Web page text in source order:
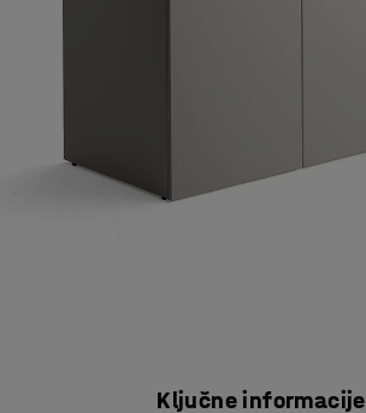
Ključne informacije